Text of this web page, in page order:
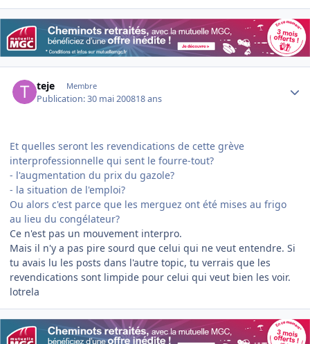
teje Membre
Publication:30 mai 200818 ans
Et quelles seront les revendications de cette grève
interprofessionnelle qui sent le fourre-tout?
- l'augmentation du prix du gazole?
- la situation de l'emploi?
Ou alors c'est parce que les merguez ont été mises au frigo
au lieu du congélateur?
Ce n'est pas un mouvement interpro.
Mais il n'y a pas pire sourd que celui qui ne veut entendre. Si
tu avais lu les posts dans l'autre topic, tu verrais que les
revendications sont limpide pour celui qui veut bien les voir.
lotrela